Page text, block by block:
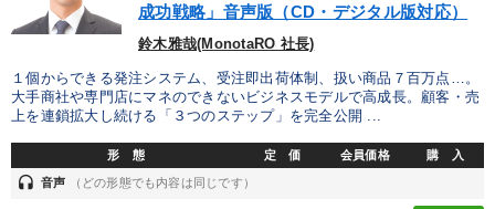
成功戦略」音声版（CD・デジタル版対応）
鈴木雅哉(MonotaRO 社長)
１個からできる発注システム、受注即出荷体制、扱い商品７百万点…。
大手商社や専門店にマネのできないビジネスモデルで高成長。顧客・売
上を連鎖拡大し続ける「３つのステップ」を完全公開 ...
形 態 定 価 会員価格 購 入
headset 音声 （どの形態でも内容は同じです）